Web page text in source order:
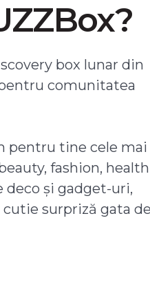
box lunar din
comunitatea
pentru tine cele mai
fashion,
deco și gadget-uri,
surpriză gata de